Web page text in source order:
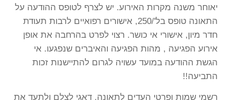
יאוחר משנה מקרות האירוע. יש לצרף לטופס ההודעה על
התאונה טופס בל'/250, אישורים רפואיים לרבות תעודת
חדר מיון, אישורי אי כושר. רצוי לפרט בהרחבה את אופן
אירוע הפגיעה , מהות הפגיעה והאיברים שנפגעו. אי
הגשת ההודעה במועד עשויה לגרום להתיישנות זכות
התביעה!!
רשמי שמות ופרטי העדים לתאונה. דאגי לצלם ולתעד את